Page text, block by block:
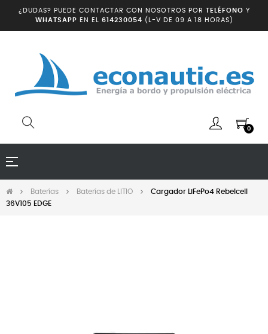
¿DUDAS? PUEDE CONTACTAR CON NOSOTROS POR TELÉFONO Y
WHATSAPP EN EL 614230054 (L-V DE 09 A 18 HORAS)
0
Navegación
☰
Baterías Baterías de LITIO
Cargador LiFePo4 Rebelcell
36V105 EDGE